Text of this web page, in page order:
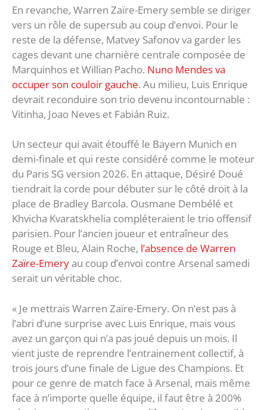
En revanche, Warren Zaïre-Emery semble se diriger
vers un rôle de supersub au coup d’envoi. Pour le
reste de la défense, Matvey Safonov va garder les
cages devant une charnière centrale composée de
Marquinhos et Willian Pacho. Nuno Mendes va
occuper son couloir gauche. Au milieu, Luis Enrique
devrait reconduire son trio devenu incontournable :
Vitinha, Joao Neves et Fabián Ruiz.
Un secteur qui avait étouffé le Bayern Munich en
demi-finale et qui reste considéré comme le moteur
du Paris SG version 2026. En attaque, Désiré Doué
tiendrait la corde pour débuter sur le côté droit à la
place de Bradley Barcola. Ousmane Dembélé et
Khvicha Kvaratskhelia compléteraient le trio offensif
parisien. Pour l’ancien joueur et entraîneur des
Rouge et Bleu, Alain Roche, l’absence de Warren
Zaïre-Emeryau coup d’envoi contre Arsenal samedi
serait un véritable choc.
« Je mettrais Warren Zaïre-Emery. On n’est pas à
l’abri d’une surprise avec Luis Enrique, mais vous
avez un garçon qui n’a pas joué depuis un mois. Il
vient juste de reprendre l’entrainement collectif, à
trois jours d’une finale de Ligue des Champions. Et
pour ce genre de match face à Arsenal, mais même
face à n’importe quelle équipe, il faut être à 200%